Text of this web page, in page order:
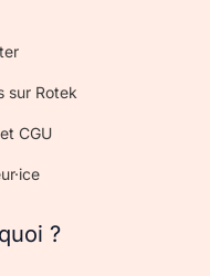
sur Rotek
CGU
?